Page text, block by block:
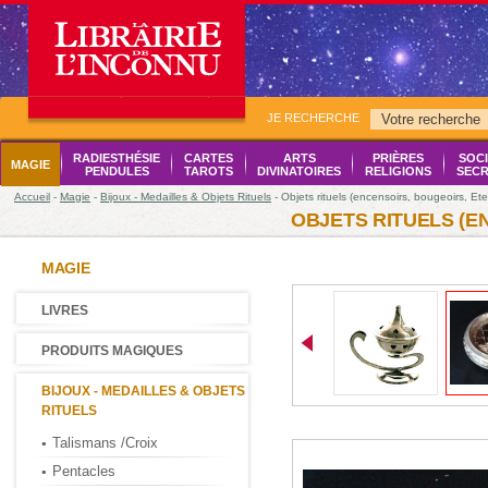
JE RECHERCHE
MAGIE
RADIESTHÉSIE
PENDULES
CARTES
TAROTS
ARTS
DIVINATOIRES
PRIÈRES
RELIGIONS
Accueil - Magie - Bijoux - Medailles & Objets Rituels - Objets rituels (encensoirs, bougeoirs,
OBJETS RITUELS
MAGIE
LIVRES
PRODUITS MAGIQUES
BIJOUX - MEDAILLES & OBJETS
RITUELS
Talismans /Croix
Pentacles